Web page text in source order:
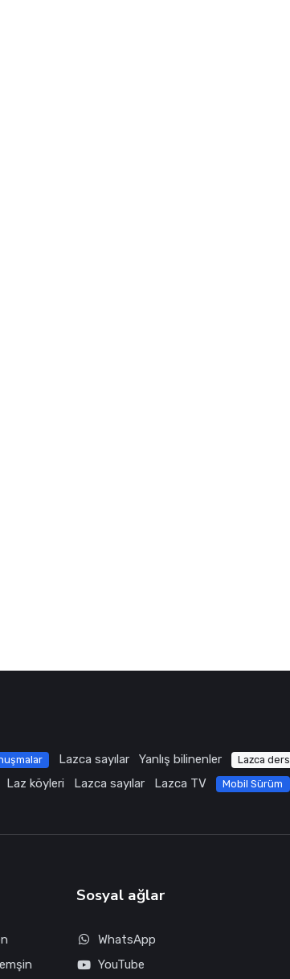
Lazca sayılar Yanlış bilinenler Lazca ders
Laz köyleri Lazca sayılar Lazca TV Mobil Sürüm
Sosyal ağlar
WhatsApp
YouTube